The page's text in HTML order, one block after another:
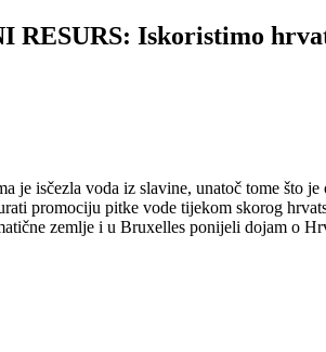
Iskoristimo
je isčezla voda iz slavine, unatoč tome što
promociju pitke vode tijekom skorog
zemlje i u Bruxelles ponijeli dojam o